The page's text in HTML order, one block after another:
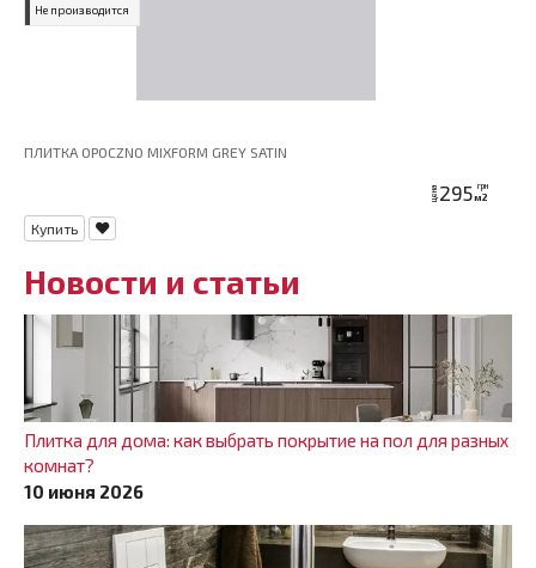
Не производится
ПЛИТКА OPOCZNO MIXFORM GREY SATIN
цена 295 грн
м2
Купить
Новости и статьи
Плитка для дома: как выбрать покрытие на пол для разных
комнат?
10 июня 2026